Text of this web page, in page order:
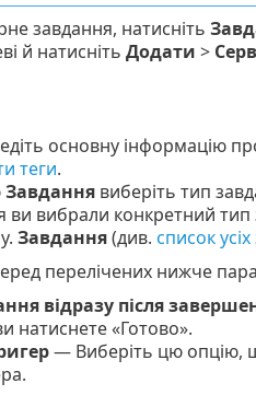
завдання, натисніть
й натисніть Додати >
основну інформацію
теги.
Завданнявиберіть тип
ви вибрали конкретний
Завдання(див. список
перелічених нижче
відразу після
натиснете «Готово».
— Виберіть цю опцію,